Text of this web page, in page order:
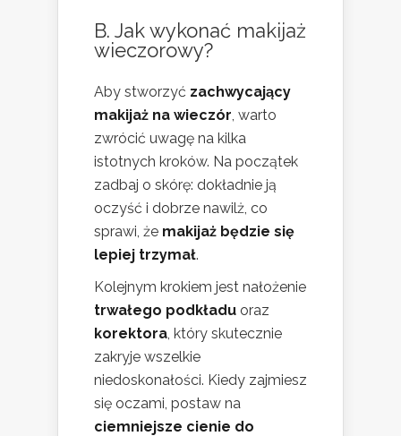
B. Jak wykonać makijaż
wieczorowy?
Aby stworzyć zachwycający
makijaż na wieczór , warto
zwrócić uwagę na kilka
istotnych kroków. Na początek
zadbaj o skórę: dokładnie ją
oczyść i dobrze nawilż, co
sprawi, że makijaż będzie się
lepiej trzymał.
Kolejnym krokiem jest nałożenie
trwałego podkładu oraz
korektora , który skutecznie
zakryje wszelkie
niedoskonałości. Kiedy zajmiesz
się oczami, postaw na
ciemniejsze cienie do